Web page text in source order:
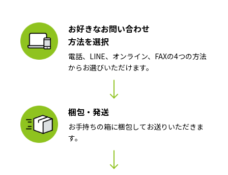
お好きなお問い合わせ
方法を選択
電話、LINE、オンライン、FAXの4つの方法
からお選びいただけます。
梱包・発送
お手持ちの箱に梱包してお送りいただきま
す。